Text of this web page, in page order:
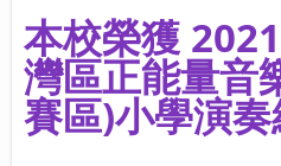
本校榮獲
灣區正能量音
賽區) 小學演